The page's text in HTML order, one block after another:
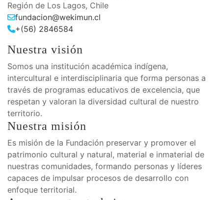
Región de Los Lagos, Chile
fundacion@wekimun.cl
+(56) 2846584
Nuestra visión
Somos una institución académica indígena,
intercultural e interdisciplinaria que forma personas a
través de programas educativos de excelencia, que
respetan y valoran la diversidad cultural de nuestro
territorio.
Nuestra misión
Es misión de la Fundación preservar y promover el
patrimonio cultural y natural, material e inmaterial de
nuestras comunidades, formando personas y líderes
capaces de impulsar procesos de desarrollo con
enfoque territorial.